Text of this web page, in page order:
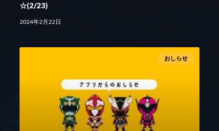
☆(2/23)
2024年2月22日
おしらせ